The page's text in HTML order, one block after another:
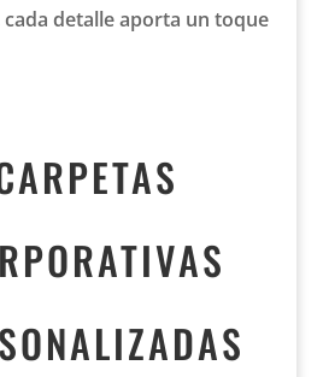
detalle aporta un toque